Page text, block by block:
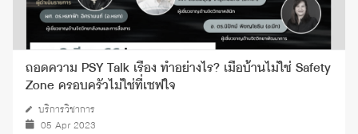
ถอดความ PSY Talk เรื่อง ทำอย่างไร? เมื่อบ้านไม่ใช่ Safety
Zone ครอบครัวไม่ใช่ที่เซฟใจ
บริการวิชาการ
05 Apr 2023